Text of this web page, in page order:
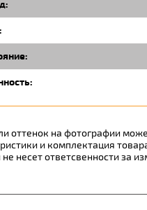
оттенок на фотографии
и комплектация
несет ответсвенности за